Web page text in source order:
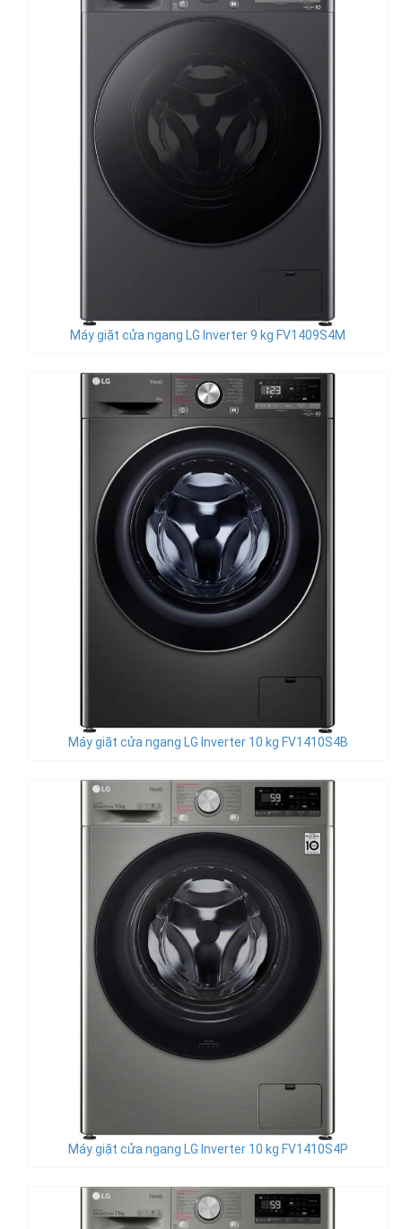
Máy giặt cửa ngang LG Inverter 9 kg FV1409S4M
Máy giặt cửa ngang LG Inverter 10 kg FV1410S4B
Máy giặt cửa ngang LG Inverter 10 kg FV1410S4P